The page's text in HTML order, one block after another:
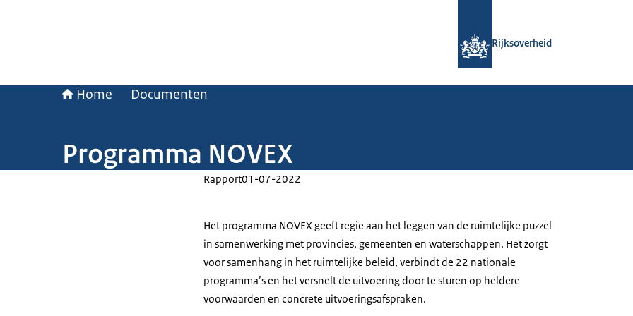
Rijksoverheid
Home Documenten
Programma NOVEX
Rapport01-07-2022
Het programma NOVEX geeft regie aan het leggen van de ruimtelijke puzzel
in samenwerking met provincies, gemeenten en waterschappen. Het zorgt
voor samenhang in het ruimtelijke beleid, verbindt de 22 nationale
programma’s en het versnelt de uitvoering door te sturen op heldere
voorwaarden en concrete uitvoeringsafspraken.